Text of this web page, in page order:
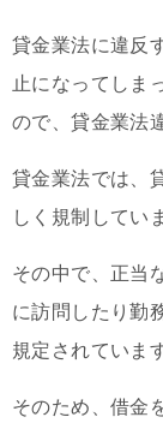
貸金業法に違反
止になってしま
ので、貸金業法
貸金業法では、
しく規制してい
その中で、正当
に訪問したり勤
規定されていま
そのため、借金